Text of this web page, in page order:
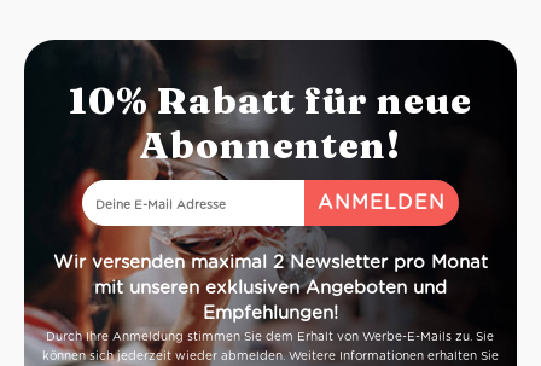
10% Rabatt für neue
Abonnenten!
Wir versenden maximal 2 Newsletter pro Monat
mit unseren exklusiven Angeboten und
Empfehlungen!
Durch Ihre Anmeldung stimmen Sie dem Erhalt von Werbe-E-Mails zu. Sie
können sich jederzeit wieder abmelden. Weitere Informationen erhalten Sie